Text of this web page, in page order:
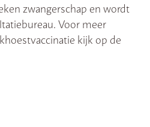
zwangerschap en wordt
Voor meer
kijk op de